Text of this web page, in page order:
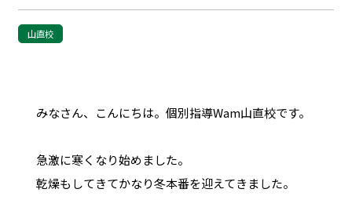
山直校
みなさん、こんにちは。個別指導Wam山直校です。
急激に寒くなり始めました。
乾燥もしてきてかなり冬本番を迎えてきました。